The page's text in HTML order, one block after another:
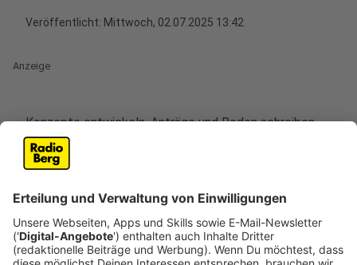
Veröffentlicht: Mittwoch, 02.07.2025 13:42
Anzeige
Konzepte entwickeln, Anträge und Reden schreiben,
Experten zuhören: Vom
es wieder soweit, Jugendliche aus ganz NRW kommen
Jugendlandtag teilzunehmen. Der Jugendlandtag ist
ein Planspiel, bei dem Jugendliche die Möglichkeit
haben, den Landtag komplett nachzuspielen. Jeder
schlüpft für drei Tage in die Rolle eines Abgeordneten.